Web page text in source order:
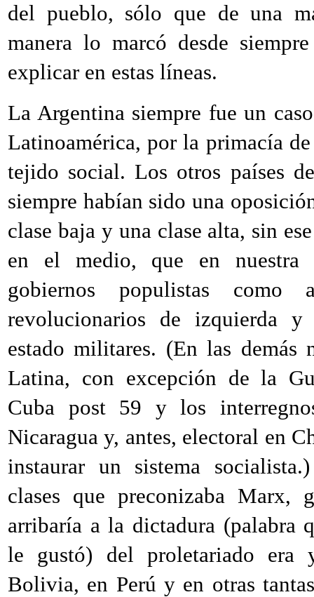
del pueblo, sólo que de una
manera lo marcó desde
explicar en estas líneas.
La Argentina siempre fue un
Latinoamérica, por la primacía
tejido social. Los otros países
siempre habían sido una
clase baja y una clase alta, sin
en el medio, que en nuestra
gobiernos populistas como
revolucionarios de izquierda
estado militares. (En las demás
Latina, con excepción de la
Cuba post 59 y los
Nicaragua y, antes, electoral en
instaurar un sistema
clases que preconizaba Marx,
arribaría a la dictadura (palabra
le gustó) del proletariado era
Bolivia, en Perú y en otras